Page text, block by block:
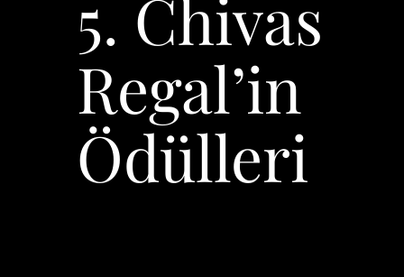
5. Chivas
Regal’in
Ödülleri